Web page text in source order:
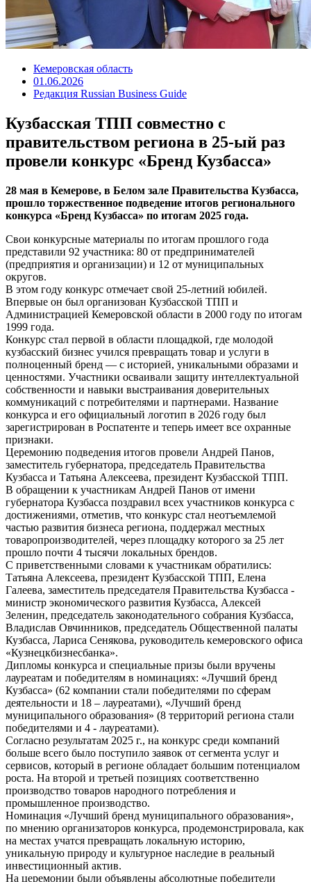
Кемеровская область
01.06.2026
Редакция Russian Business Guide
Кузбасская ТПП совместно с
правительством региона в 25-ый раз
провели конкурс «Бренд Кузбасса»
28 мая в Кемерове, в Белом зале Правительства Кузбасса,
прошло торжественное подведение итогов регионального
конкурса «Бренд Кузбасса» по итогам 2025 года.
Свои конкурсные материалы по итогам прошлого года
представили 92 участника: 80 от предпринимателей
(предприятия и организации) и 12 от муниципальных
округов.
В этом году конкурс отмечает свой 25-летний юбилей.
Впервые он был организован Кузбасской ТПП и
Администрацией Кемеровской области в 2000 году по итогам
1999 года.
Конкурс стал первой в области площадкой, где молодой
кузбасский бизнес учился превращать товар и услуги в
полноценный бренд — с историей, уникальными образами и
ценностями. Участники осваивали защиту интеллектуальной
собственности и навыки выстраивания доверительных
коммуникаций с потребителями и партнерами. Название
конкурса и его официальный логотип в 2026 году был
зарегистрирован в Роспатенте и теперь имеет все охранные
признаки.
Церемонию подведения итогов провели Андрей Панов,
заместитель губернатора, председатель Правительства
Кузбасса и Татьяна Алексеева, президент Кузбасской ТПП.
В обращении к участникам Андрей Панов от имени
губернатора Кузбасса поздравил всех участников конкурса с
достижениями, отметив, что конкурс стал неотъемлемой
частью развития бизнеса региона, поддержал местных
товаропроизводителей, через площадку которого за 25 лет
прошло почти 4 тысячи локальных брендов.
С приветственными словами к участникам обратились:
Татьяна Алексеева, президент Кузбасской ТПП, Елена
Галеева, заместитель председателя Правительства Кузбасса -
министр экономического развития Кузбасса, Алексей
Зеленин, председатель законодательного собрания Кузбасса,
Владислав Овчинников, председатель Общественной палаты
Кузбасса, Лариса Сенякова, руководитель кемеровского офиса
«Кузнецкбизнесбанка».
Дипломы конкурса и специальные призы были вручены
лауреатам и победителям в номинациях: «Лучший бренд
Кузбасса» (62 компании стали победителями по сферам
деятельности и 18 – лауреатами), «Лучший бренд
муниципального образования» (8 территорий региона стали
победителями и 4 - лауреатами).
Согласно результатам 2025 г., на конкурс среди компаний
больше всего было поступило заявок от сегмента услуг и
сервисов, который в регионе обладает большим потенциалом
роста. На второй и третьей позициях соответственно
производство товаров народного потребления и
промышленное производство.
Номинация «Лучший бренд муниципального образования»,
по мнению организаторов конкурса, продемонстрировала, как
на местах учатся превращать локальную историю,
уникальную природу и культурное наследие в реальный
инвестиционный актив.
На церемонии были объявлены абсолютные победители